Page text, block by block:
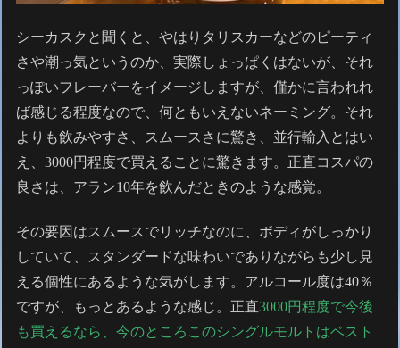
シーカスクと聞くと、やはりタリスカーなどのピーティ
さや潮っ気というのか、実際しょっぱくはないが、それ
っぽいフレーバーをイメージしますが、僅かに言われれ
ば感じる程度なので、何ともいえないネーミング。それ
よりも飲みやすさ、スムースさに驚き、並行輸入とはい
え、3000円程度で買えることに驚きます。正直コスパの
良さは、アラン10年を飲んだときのような感覚。
その要因はスムースでリッチなのに、ボディがしっかり
していて、スタンダードな味わいでありながらも少し見
える個性にあるような気がします。アルコール度は40％
ですが、もっとあるような感じ。正直3000円程度で今後
も買えるなら、今のところこのシングルモルトはベスト